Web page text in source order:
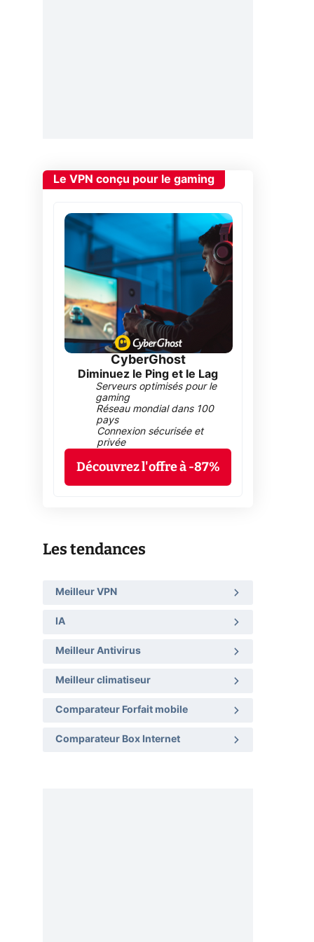
Le VPN conçu pour le gaming
CyberGhost
Diminuez le Ping et le Lag
Serveurs optimisés pour le
gaming
Réseau mondial dans 100
pays
Connexion sécurisée et
privée
Découvrez l'offre à -87%
Les tendances
Meilleur VPN
IA
Meilleur Antivirus
Meilleur climatiseur
Comparateur Forfait mobile
Comparateur Box Internet